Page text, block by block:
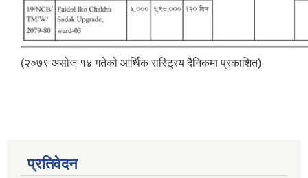
(२०७९ असोज १४ गतेको आर्थिक रास्ट्रिय दैनिकमा प्रकाशित)
प्रतिवेदन